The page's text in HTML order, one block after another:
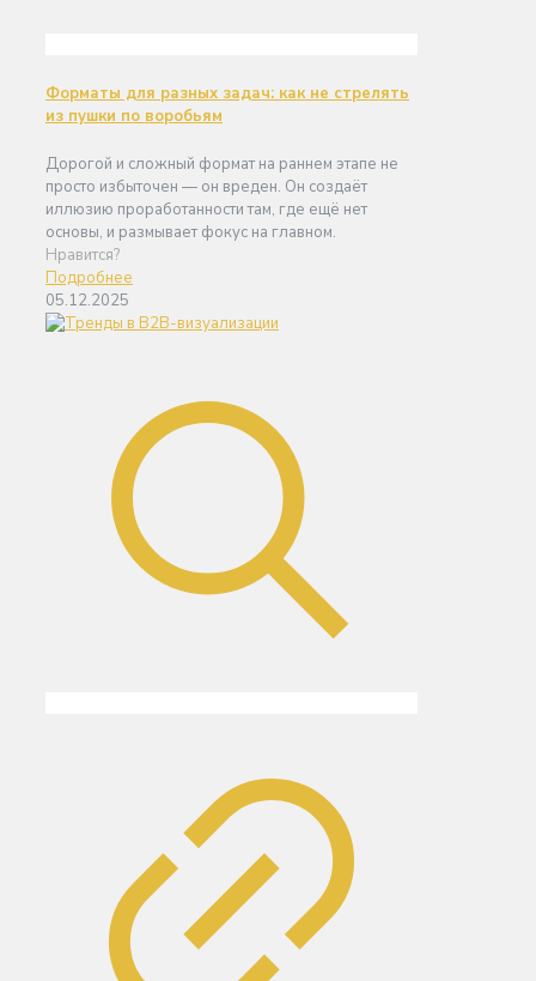
Форматы для разных задач: как не стрелять
из пушки по воробьям
Дорогой и сложный формат на раннем этапе не
просто избыточен — он вреден. Он создаёт
иллюзию проработанности там, где ещё нет
основы, и размывает фокус на главном.
Нравится?
Подробнее
05.12.2025